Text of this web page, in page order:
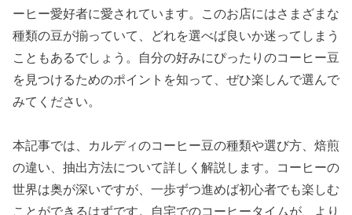
ーヒー愛好者に愛されています。このお店にはさまざまな
種類の豆が揃っていて、どれを選べば良いか迷ってしまう
こともあるでしょう。自分の好みにぴったりのコーヒー豆
を見つけるためのポイントを知って、ぜひ楽しんで選んで
みてください。
本記事では、カルディのコーヒー豆の種類や選び方、焙煎
の違い、抽出方法について詳しく解説します。コーヒーの
世界は奥が深いですが、一歩ずつ進めば初心者でも楽しむ
ことができるはずです。自宅でのコーヒータイムが、より